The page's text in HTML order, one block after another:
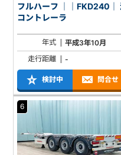
フルハーフ ｜｜FKD240｜ 海
コントレーラ
年式
平成3年10月
走行距離
-
検討中 問合せ
6